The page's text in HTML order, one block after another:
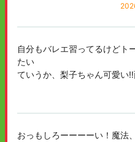
自分もバレエ習ってるけどト
たい
ていうか、梨子ちゃん可愛い
おっもしろーーーーい！魔法